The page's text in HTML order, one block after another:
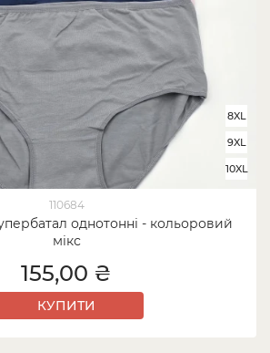
110684
однотонні - кольоровий
мікс
8XL
9XL
10XL
155,00 ₴
КУПИТИ